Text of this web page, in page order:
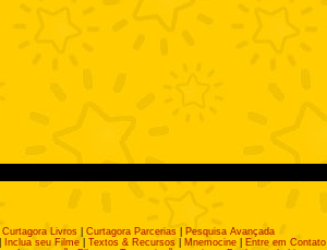
Curtagora Livros Curtagora Parcerias
Pesquisa Avançada
Inclua seu Filme| Textos & Recursos Mnemocine|
Entre em Contato